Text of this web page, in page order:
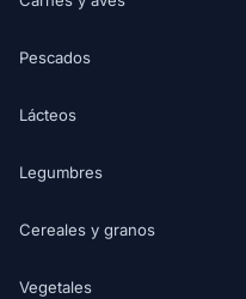
Pescados
Lácteos
Legumbres
Cereales y granos
Vegetales